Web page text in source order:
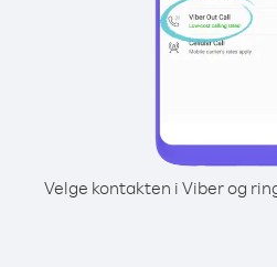
Velge kontakten i Viber og